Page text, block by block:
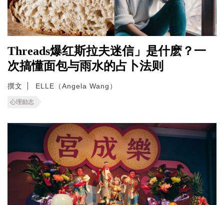
Threads爆红斯拉夫迷信」是什麽？一
次搞懂面包与雨水的占卜法则
撰文 ELLE（Angela Wang）
心理励志